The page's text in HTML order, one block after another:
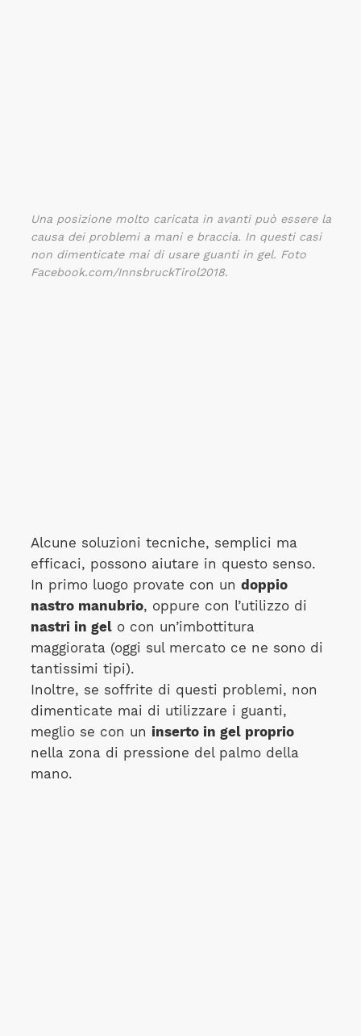
Una posizione molto caricata in avanti può essere la
causa dei problemi a mani e braccia. In questi casi
non dimenticate mai di usare guanti in gel. Foto
Facebook.com/InnsbruckTirol2018.
Alcune soluzioni tecniche, semplici ma
efficaci, possono aiutare in questo senso.
In primo luogo provate con un doppio
nastro manubrio, oppure con l’utilizzo di
nastri in gelo con un’imbottitura
maggiorata (oggi sul mercato ce ne sono di
tantissimi tipi).
Inoltre, se soffrite di questi problemi, non
dimenticate mai di utilizzare i guanti,
meglio se con un inserto in gel proprio
nella zona di pressione del palmo della
mano.